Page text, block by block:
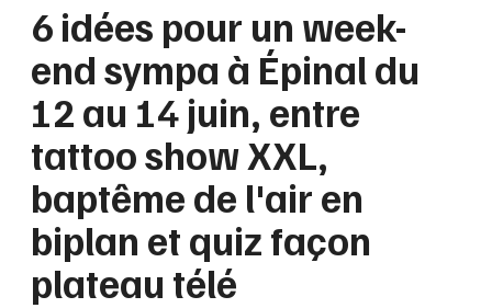
Grands événements
Activité & Expérience
Manifestations
Foires & salons
Bordeaux
Colmar
Lille
Lyon
Marseille
Mulhouse
Montpellier
6 idées pour un week-
end sympa à Épinal du
12 au 14 juin, entre
tattoo show XXL,
baptême de l'air en
biplan et quiz façon
plateau télé
Près de moi
Changer de lieu
Quand ?
Effacer les dates
Aujourd'hui
Demain Ce week-end Autre